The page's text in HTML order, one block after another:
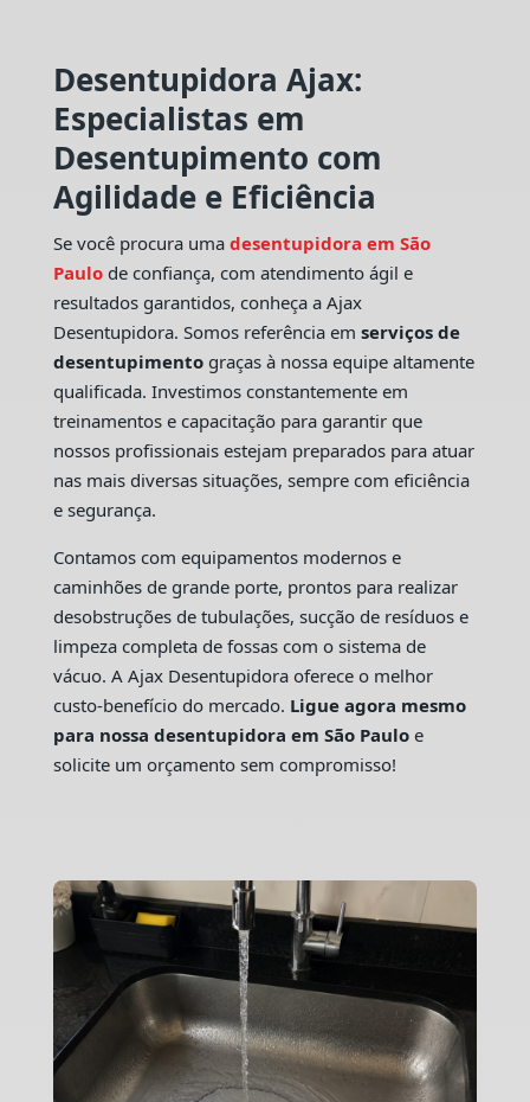
Desentupidora Ajax:
Especialistas em
Desentupimento com
Agilidade e Eficiência
Se você procura uma desentupidora em São
Paulo de confiança, com atendimento ágil e
resultados garantidos, conheça a Ajax
Desentupidora. Somos referência em serviços de
desentupimentograças à nossa equipe altamente
qualificada. Investimos constantemente em
treinamentos e capacitação para garantir que
nossos profissionais estejam preparados para atuar
nas mais diversas situações, sempre com eficiência
e segurança.
Contamos com equipamentos modernos e
caminhões de grande porte, prontos para realizar
desobstruções de tubulações, sucção de resíduos e
limpeza completa de fossas com o sistema de
vácuo. A Ajax Desentupidora oferece o melhor
custo-benefício do mercado. Ligue agora mesmo
para nossa desentupidora em São Pauloe
solicite um orçamento sem compromisso!